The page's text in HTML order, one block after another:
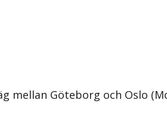
mellan Göteborg och Oslo